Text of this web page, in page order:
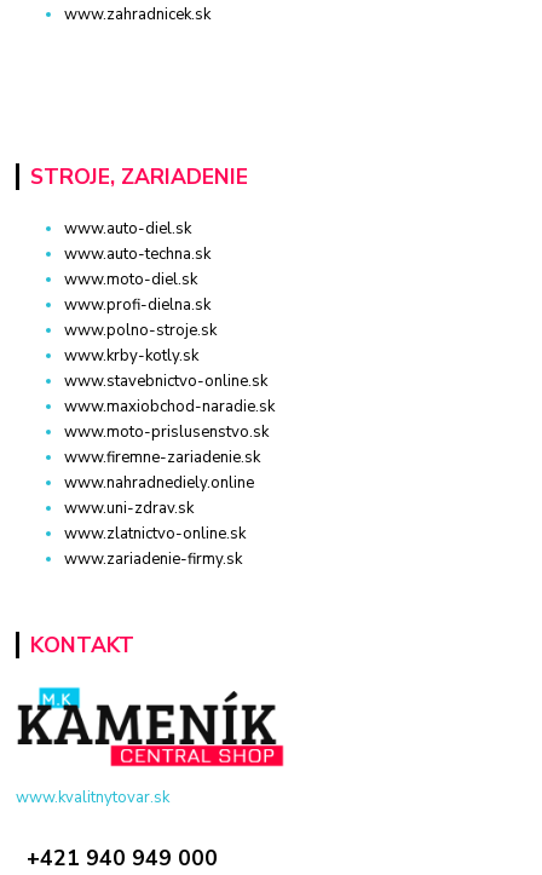
www.zahradnicek.sk
STROJE, ZARIADENIE
www.auto-diel.sk
www.auto-techna.sk
www.moto-diel.sk
www.profi-dielna.sk
www.polno-stroje.sk
www.krby-kotly.sk
www.stavebnictvo-online.sk
www.maxiobchod-naradie.sk
www.moto-prislusenstvo.sk
www.firemne-zariadenie.sk
www.nahradnediely.online
www.uni-zdrav.sk
www.zlatnictvo-online.sk
www.zariadenie-firmy.sk
KONTAKT
www.kvalitnytovar.sk
+421 940 949 000